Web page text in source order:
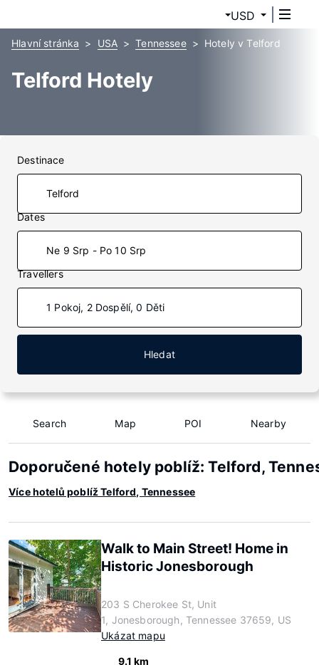
USD
Hlavní stránka USA Tennessee Hotely v Telford
Telford Hotely
Destinace
Dates
Ne 9 Srp - Po 10 Srp
Travellers
1 Pokoj, 2 Dospělí, 0 Děti
Hledat
Search Map POI Nearby
Doporučené hotely poblíž: Telford,
Více hotelů poblíž Telford, Tennessee
Walk to Main Street! Home in
Historic Jonesborough
203 S Cherokee St, Unit
1, Jonesborough, Tennessee 37659, US
Ukázat mapu
9.1 km